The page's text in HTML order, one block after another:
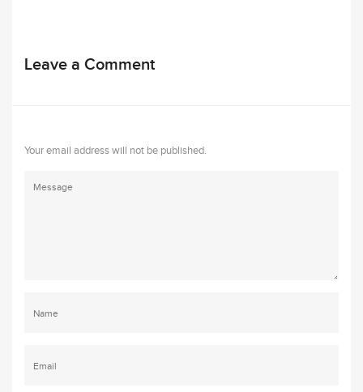
Leave a Comment
Your email address will not be published.